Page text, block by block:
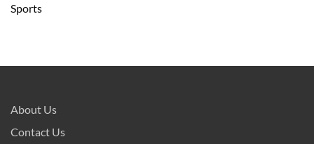
Sports
About Us
Contact Us